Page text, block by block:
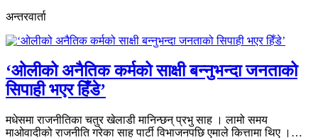
अन्तरवार्ता
‘ओलीको अनैतिक कर्मको साक्षी बन्नुभन्दा जनताको
सिपाही भएर हिँडे’
मधेसमा राजनीतिका चतुर खेलाडी मानिन्छन् प्रभु साह । लामो समय
माओवादीको राजनीति गरेका साह पार्टी विभाजनपछि एमाले कित्तामा थिए ।…